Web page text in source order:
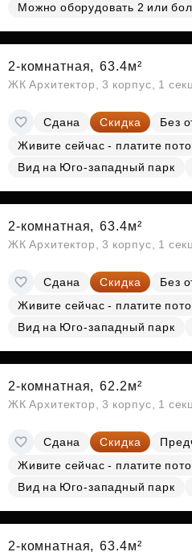
Можно оборудовать 2 или
2-комнатная, 63.4м²
ЖК Архитектор, 3 корпус, 1
Сдана Скидка
Без
Живите сейчас - платите
Вид на Юго-западный парк
2-комнатная, 63.4м²
ЖК Архитектор, 3 корпус, 1
Сдана Скидка
Без
Живите сейчас - платите
Вид на Юго-западный парк
2-комнатная, 62.2м²
ЖК Архитектор, 3 корпус, 1
Сдана Скидка
Живите сейчас - платите
Вид на Юго-западный парк
2-комнатная, 63.4м²